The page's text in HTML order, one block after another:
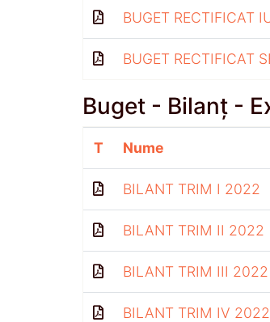
BUGET RECTIFICAT
BUGET RECTIFICAT
Buget - Bilanț -
T Nume
BILANT TRIM I 2022
BILANT TRIM II 2022
BILANT TRIM III 2022
BILANT TRIM IV 2022